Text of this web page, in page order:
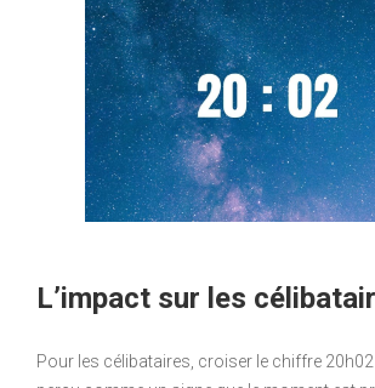
L’impact sur les
Pour les célibataires, croiser le chiffre